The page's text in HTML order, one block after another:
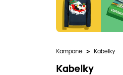
Kampane > Kabelky
Kabelky